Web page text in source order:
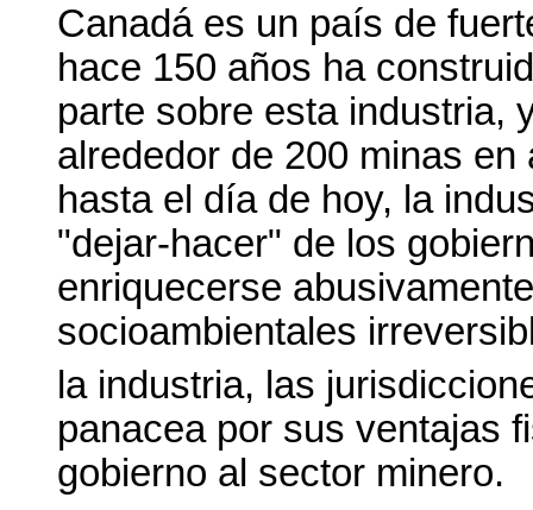
Canadá es un país de
hace 150 años ha
parte sobre esta industria,
alrededor de 200 minas
hasta el día de hoy, la
"dejar-hacer" de los
enriquecerse
socioambientales
la industria, las
panacea por sus ventajas
gobierno al sector minero.